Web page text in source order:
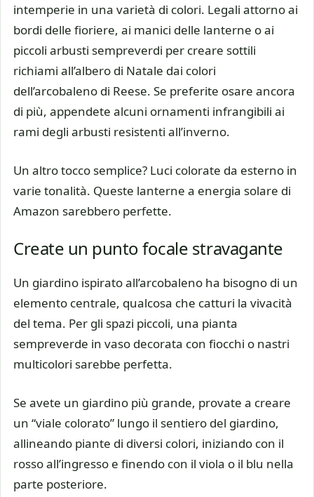
intemperie in una varietà di colori. Legali attorno ai
bordi delle fioriere, ai manici delle lanterne o ai
piccoli arbusti sempreverdi per creare sottili
richiami all’albero di Natale dai colori
dell’arcobaleno di Reese. Se preferite osare ancora
di più, appendete alcuni ornamenti infrangibili ai
rami degli arbusti resistenti all’inverno.
Un altro tocco semplice? Luci colorate da esterno in
varie tonalità. Queste lanterne a energia solare di
Amazon sarebbero perfette.
Create un punto focale stravagante
Un giardino ispirato all’arcobaleno ha bisogno di un
elemento centrale, qualcosa che catturi la vivacità
del tema. Per gli spazi piccoli, una pianta
sempreverde in vaso decorata con fiocchi o nastri
multicolori sarebbe perfetta.
Se avete un giardino più grande, provate a creare
un “viale colorato” lungo il sentiero del giardino,
allineando piante di diversi colori, iniziando con il
rosso all’ingresso e finendo con il viola o il blu nella
parte posteriore.